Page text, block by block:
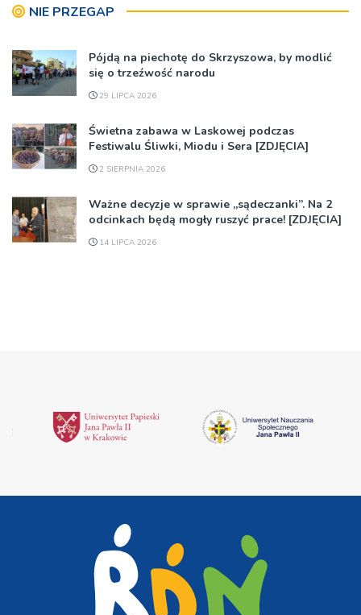
NIE PRZEGAP
Pójdą na piechotę do Skrzyszowa, by modlić
się o trzeźwość narodu
29 LIPCA 2026
Świetna zabawa w Laskowej podczas
Festiwalu Śliwki, Miodu i Sera [ZDJĘCIA]
2 SIERPNIA 2026
Ważne decyzje w sprawie „sądeczanki”. Na 2
odcinkach będą mogły ruszyć prace! [ZDJĘCIA]
14 LIPCA 2026